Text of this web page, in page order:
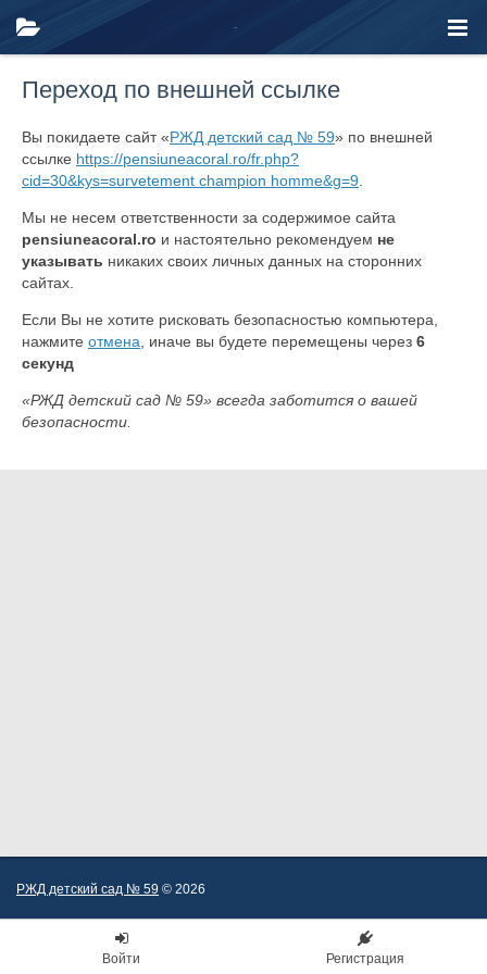
Переход по внешней ссылке
Вы покидаете сайт «РЖД детский сад № 59» по внешней
ссылке https://pensiuneacoral.ro/fr.php?
cid=30&kys=survetement champion homme&g=9
Мы не несем ответственности за содержимое сайта
pensiuneacoral.ro и настоятельно рекомендуем не
указывать никаких своих личных данных на сторонних
сайтах.
Если Вы не хотите рисковать безопасностью компьютера,
нажмите отмена , иначе вы будете перемещены через 6
секунд
«РЖД детский сад № 59» всегда заботится о вашей
безопасности.
РЖД детский сад № 59 © 2026
Войти Регистрация